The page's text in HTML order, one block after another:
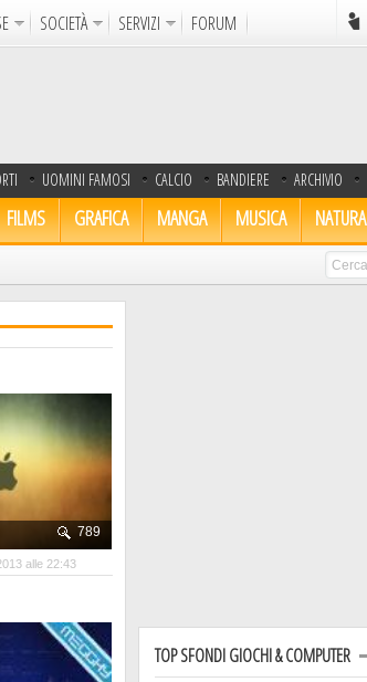
SOCIETÀ SERVIZI FORUM
Nomi Giochi Bambine Favole
Sfondi Programmi Mondo Pirati
Aforismi Poesie Autori in Erba
Directory
UOMINI FAMOSI CALCIO BANDIERE ARCHIVIO
FILMS GRAFICA MANGA MUSICA NATURA
789
alle 22:43
TOP SFONDI GIOCHI & COMPUTER